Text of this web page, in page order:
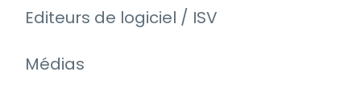
Editeurs de logiciel / ISV
Médias